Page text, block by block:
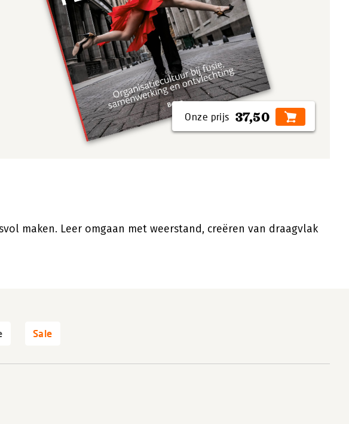
37,50
maken. Leer omgaan met weerstand, creëren van draagvlak
Sale